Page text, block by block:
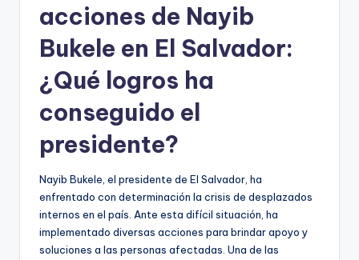
acciones de Nayib
Bukele en El Salvador:
¿Qué logros ha
conseguido el
presidente?
Nayib Bukele, el presidente de El Salvador, ha
enfrentado con determinación la crisis de desplazados
internos en el país. Ante esta difícil situación, ha
implementado diversas acciones para brindar apoyo y
soluciones a las personas afectadas. Una de las